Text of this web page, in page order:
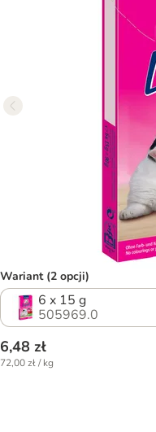
Wariant (2 opcji)
6 x 15 g
505969.0
6,48 zł
72,00 zł / kg